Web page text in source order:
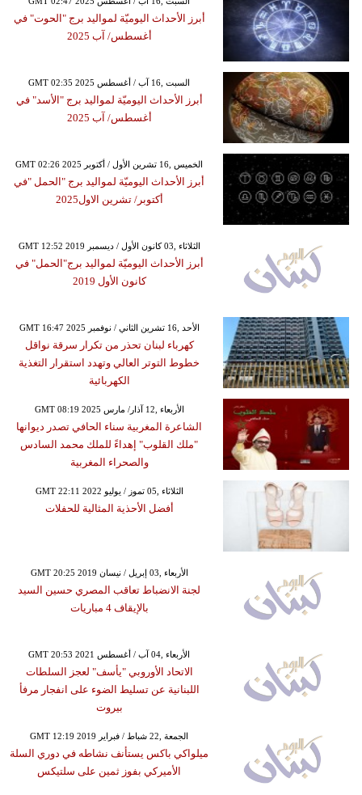
أبرز الأحداث اليوميّة لمواليد برج "الحوت" في
أغسطس/ آب 2025
GMT 02:35 2025 السبت ,16 آب / أغسطس
أبرز الأحداث اليوميّة لمواليد برج "الأسد" في
أغسطس/ آب 2025
GMT 02:26 2025 الخميس ,16 تشرين الأول / أكتوبر
أبرز الأحداث اليوميّة لمواليد برج "الحمل "في
أكتوبر/ تشرين الاول2025
GMT 12:52 2019 الثلاثاء ,03 كانون الأول / ديسمبر
أبرز الأحداث اليوميّة لمواليد برج"الحمل" في
كانون الأول 2019
GMT 16:47 2025 الأحد ,16 تشرين الثاني / نوفمبر
كهرباء لبنان تحذر من تكرار سرقة نواقل
خطوط التوتر العالي وتهدد استقرار التغذية
الكهربائية
GMT 08:19 2025 الأربعاء ,12 آذار/ مارس
الشاعرة المغربية سناء الحافي تصدر ديوانها
"ملك القلوب" إهداءً للملك محمد السادس
والصحراء المغربية
GMT 22:11 2022 الثلاثاء ,05 تموز / يوليو
أفضل الأحذية المثالية للحفلات
GMT 20:25 2019 الأربعاء ,03 إبريل / نيسان
لجنة الانضباط تعاقب المصري حسين السيد
بالإيقاف 4 مباريات
GMT 20:53 2021 الأربعاء ,04 آب / أغسطس
الاتحاد الأوروبي "يأسف" لعجز السلطات
اللبنانية عن تسليط الضوء على انفجار مرفأ
بيروت
GMT 12:19 2019 الجمعة ,22 شباط / فبراير
ميلواكي باكس يستأنف نشاطه في دوري السلة
الأميركي بفوز ثمين على سلتيكس